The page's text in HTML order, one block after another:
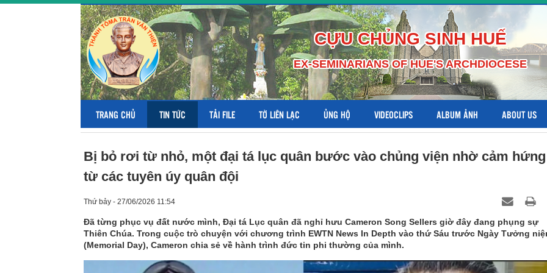
CỰU CHỦNG SINH HUẾ
EX-SEMINARIANS OF HUE'S ARCHDIOCESE
TRANG CHỦ TIN TỨC TẢI FILE TỜ LIÊN LẠC ỦNG HỘ VIDEOCLIPS ALBUM ẢNH ABOUT US
Bị bỏ rơi từ nhỏ, một đại tá lục quân bước vào chủng viện nhờ cảm hứng
từ các tuyên úy quân đội
Thứ bảy - 27/06/2026 11:54
Đã từng phục vụ đất nước mình, Đại tá Lục quân đã nghỉ hưu Cameron Song Sellers giờ đây đang phụng sự
Thiên Chúa. Trong cuộc trò chuyện với chương trình EWTN News In Depth vào thứ Sáu trước Ngày Tưởng
(Memorial Day), Cameron chia sẻ về hành trình đức tin phi thường của mình.